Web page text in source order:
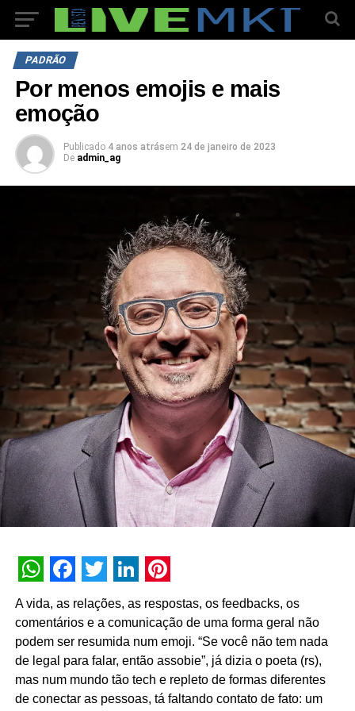
PADRÃO
Por menos emojis e mais
emoção
Publicado 4 anos atrásem 24 de janeiro de 2023
De admin_ag
WhatsApp
Facebook
Twitter
LinkedIn
Pinterest
A vida, as relações, as respostas, os feedbacks, os
comentários e a comunicação de uma forma geral não
podem ser resumida num emoji. “Se você não tem nada
de legal para falar, então assobie”, já dizia o poeta (rs),
mas num mundo tão tech e repleto de formas diferentes
de conectar as pessoas, tá faltando contato de fato: um